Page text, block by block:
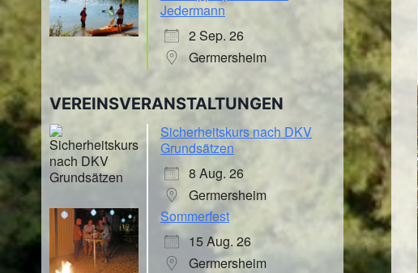
Jedermann
2 Sep. 26
Germersheim
VEREINSVERANSTALTUNGEN
Sicherheitskurs nach DKV
Grundsätzen
8 Aug. 26
Germersheim
Sommerfest
15 Aug. 26
Germersheim